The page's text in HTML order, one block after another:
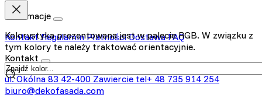
Kolorystyka prezentowana jest w palecie RGB. W związku z
tym kolory te należy traktować orientacyjnie.
Informacje
KontaktRegulaminPłatnościDostawaFAQ
Kontakt
ul. Okólna 83 42-400 Zawiercie tel+ 48 735 914 254
biuro@dekofasada.com